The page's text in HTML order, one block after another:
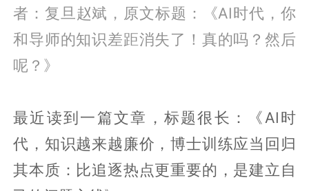
者：复旦赵斌，原文标题：《AI时代，你
和导师的知识差距消失了！真的吗？然后
呢？》
最近读到一篇文章，标题很长：《AI时
代，知识越来越廉价，博士训练应当回归
其本质：比追逐热点更重要的，是建立自